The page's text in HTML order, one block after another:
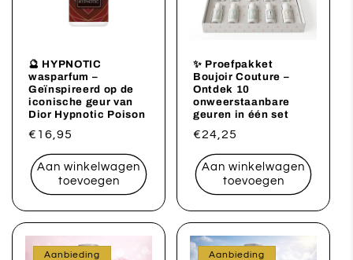
🔮 HYPNOTIC
wasparfum –
Geïnspireerd op de
iconische geur van
Dior Hypnotic Poison
Normale
prijs
€16,95
Aan winkelwagen
toevoegen
✨ Proefpakket
Boujoir Couture –
Ontdek 10
onweerstaanbare
geuren in één set
Normale
prijs
€24,25
Aan winkelwagen
toevoegen
Aanbieding Aanbieding